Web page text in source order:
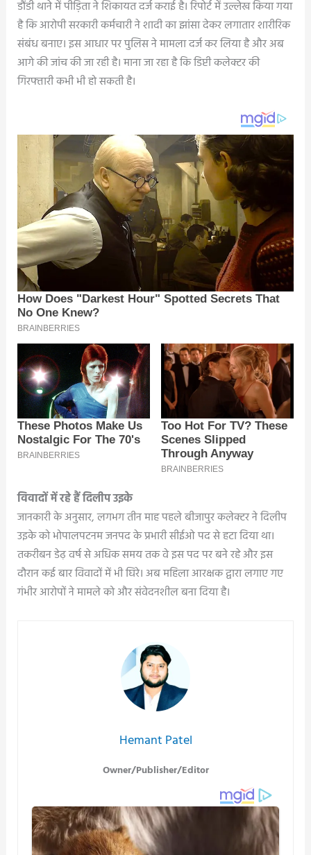
डौंडी थाने में पीड़िता ने शिकायत दर्ज कराई है। रिपोर्ट में उल्लेख किया गया
है कि आरोपी सरकारी कर्मचारी ने शादी का झांसा देकर लगातार शारीरिक
संबंध बनाए। इस आधार पर पुलिस ने मामला दर्ज कर लिया है और अब
आगे की जांच की जा रही है। माना जा रहा है कि डिप्टी कलेक्टर की
गिरफ्तारी कभी भी हो सकती है।
विवादों में रहे हैं दिलीप उइके
जानकारी के अनुसार, लगभग तीन माह पहले बीजापुर कलेक्टर ने दिलीप
उइके को भोपालपटनम जनपद के प्रभारी सीईओ पद से हटा दिया था।
तकरीबन डेढ़ वर्ष से अधिक समय तक वे इस पद पर बने रहे और इस
दौरान कई बार विवादों में भी घिरे। अब महिला आरक्षक द्वारा लगाए गए
गंभीर आरोपों ने मामले को और संवेदनशील बना दिया है।
Hemant Patel
Owner/Publisher/Editor